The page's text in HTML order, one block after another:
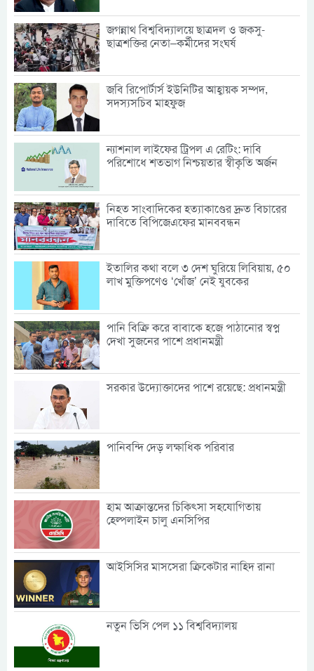
জগন্নাথ বিশ্ববিদ্যালয়ে ছাত্রদল ও জকসু-
ছাত্রশক্তির নেতা–কর্মীদের সংঘর্ষ
জবি রিপোর্টার্স ইউনিটির আহ্বায়ক সম্পদ,
সদস্যসচিব মাহফুজ
ন্যাশনাল লাইফের ট্রিপল এ রেটিং: দাবি
পরিশোধে শতভাগ নিশ্চয়তার স্বীকৃতি অর্জন
নিহত সাংবাদিকের হত্যাকাণ্ডের দ্রুত বিচারের
দাবিতে বিপিজেএফের মানববন্ধন
ইতালির কথা বলে ৩ দেশ ঘুরিয়ে লিবিয়ায়, ৫০
লাখ মুক্তিপণেও ‘খোঁজ’ নেই যুবকের
পানি বিক্রি করে বাবাকে হজে পাঠানোর স্বপ্ন
দেখা সুজনের পাশে প্রধানমন্ত্রী
সরকার উদ্যোক্তাদের পাশে রয়েছে: প্রধানমন্ত্রী
পানিবন্দি দেড় লক্ষাধিক পরিবার
হাম আক্রান্তদের চিকিৎসা সহযোগিতায়
হেল্পলাইন চালু এনসিপির
আইসিসির মাসসেরা ক্রিকেটার নাহিদ রানা
নতুন ভিসি পেল ১১ বিশ্ববিদ্যালয়